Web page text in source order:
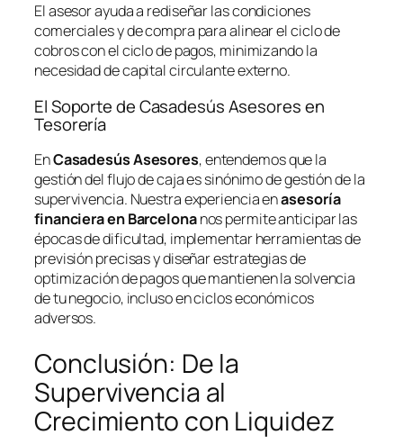
El asesor ayuda a rediseñar las condiciones
comerciales y de compra para alinear el ciclo de
cobros con el ciclo de pagos, minimizando la
necesidad de capital circulante externo.
El Soporte de Casadesús Asesores en
Tesorería
EnCasadesús Asesores, entendemos que la
gestión del flujo de caja es sinónimo de gestión de la
supervivencia. Nuestra experiencia enasesoría
financiera en Barcelonanos permite anticipar las
épocas de dificultad, implementar herramientas de
previsión precisas y diseñar estrategias de
optimización de pagos que mantienen la solvencia
de tu negocio, incluso en ciclos económicos
adversos.
Conclusión: De la
Supervivencia al
Crecimiento con Liquidez